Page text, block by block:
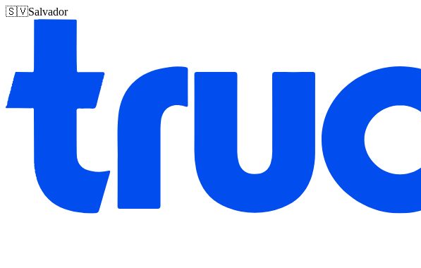
🇸🇻Salvador